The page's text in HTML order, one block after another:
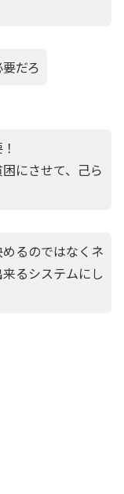
だろ
にさせて、己ら
るのではなくネ
るシステムにし